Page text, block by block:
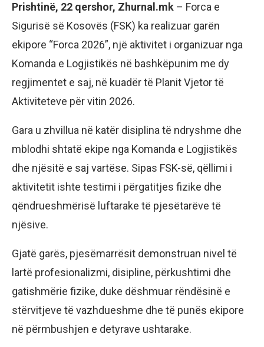
Prishtinë, 22 qershor, Zhurnal.mk – Forca e
Sigurisë së Kosovës (FSK) ka realizuar garën
ekipore “Forca 2026”, një aktivitet i organizuar nga
Komanda e Logjistikës në bashkëpunim me dy
regjimentet e saj, në kuadër të Planit Vjetor të
Aktiviteteve për vitin 2026.
Gara u zhvillua në katër disiplina të ndryshme dhe
mblodhi shtatë ekipe nga Komanda e Logjistikës
dhe njësitë e saj vartëse. Sipas FSK-së, qëllimi i
aktivitetit ishte testimi i përgatitjes fizike dhe
qëndrueshmërisë luftarake të pjesëtarëve të
njësive.
Gjatë garës, pjesëmarrësit demonstruan nivel të
lartë profesionalizmi, disipline, përkushtimi dhe
gatishmërie fizike, duke dëshmuar rëndësinë e
stërvitjeve të vazhdueshme dhe të punës ekipore
në përmbushjen e detyrave ushtarake.